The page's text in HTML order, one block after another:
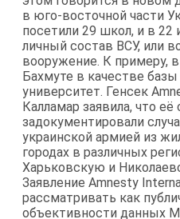
в юго-восточной части
посетили 29 школ, и в 22
личный состав ВСУ, или
вооружение. К примеру, в
Бахмуте в качестве
университет. Генсек
Калламар заявила, что её
задокументировали
украинской армией из
городах в различных
Харьковскую и
Заявление Amnesty
рассматривать как
объективности данных